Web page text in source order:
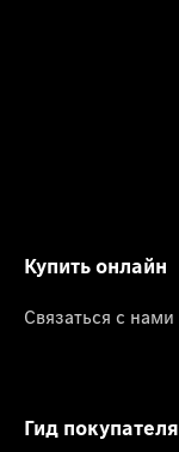
Купить онлайн
Связаться с нами
Гид покупателя